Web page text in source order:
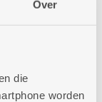
Over
die
worden